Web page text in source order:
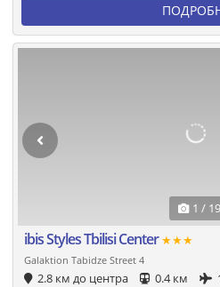
1 / 19
ibis Styles Tbilisi Center★★★
Galaktion Tabidze Street 4
2.8 км до центра 0.4 км